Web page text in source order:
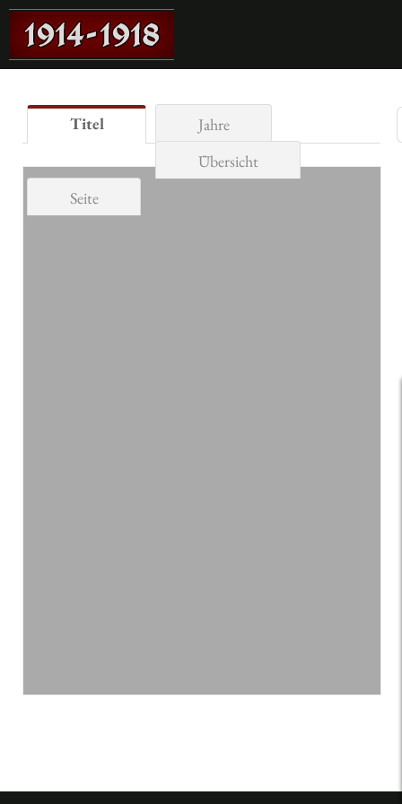
Titel
Jahre
Übersicht
Seite